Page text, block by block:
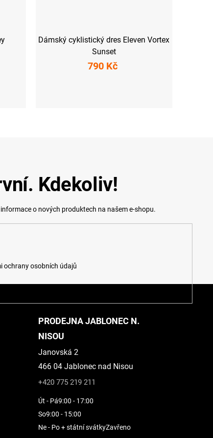
Dámský cyklistický dres Eleven Vortex
Sunset
790 Kč
Kdekoliv!
o nových produktech na našem e-shopu.
ochrany osobních údajů
PRODEJNA JABLONEC N.
NISOU
Janovská 2
466 04 Jablonec nad Nisou
+420 775 219 211
Út - Pá9:00 - 17:00
So9:00 - 15:00
Ne - Po + státní svátkyZavřeno